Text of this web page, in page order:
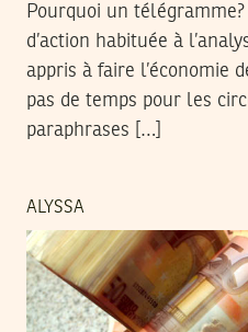
Pourquoi un télégramme?
d’action habituée à
appris à faire l’économie
pas de temps pour les
paraphrases […]
ALYSSA